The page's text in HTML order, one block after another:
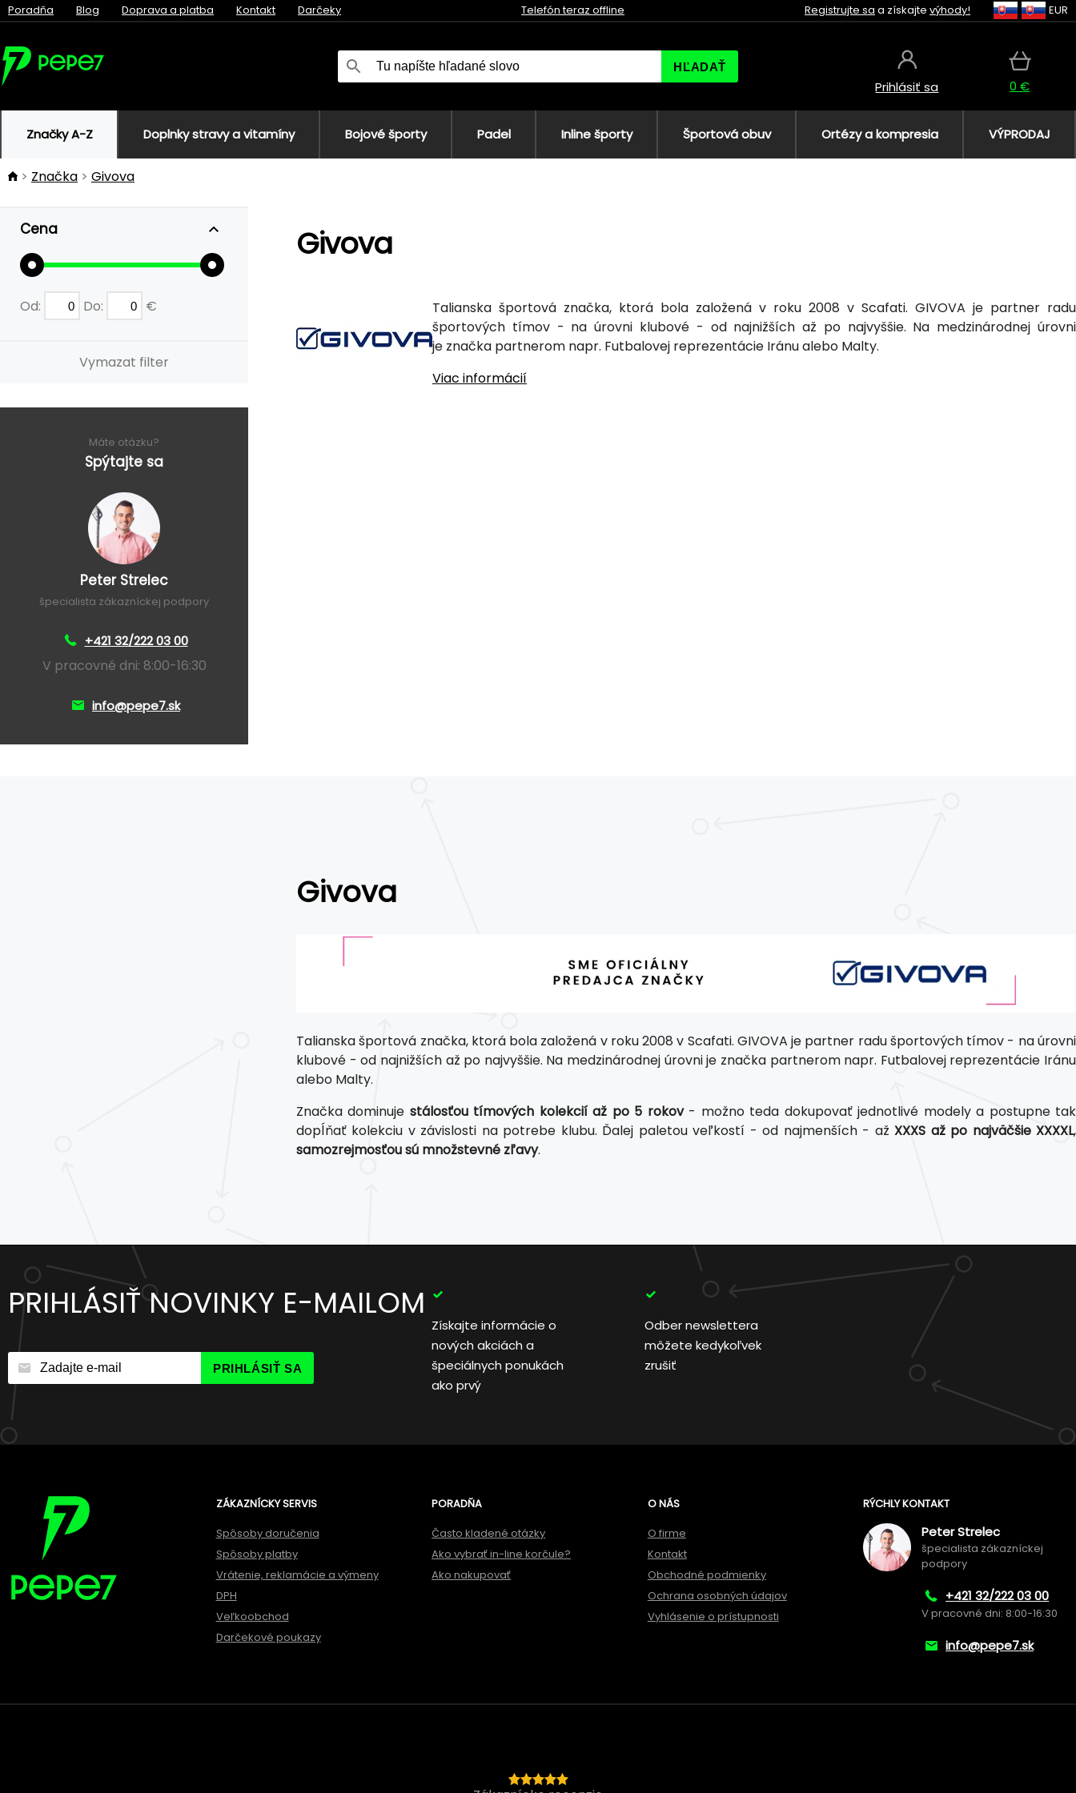
Poradňa Blog Doprava a platba Kontakt Darčeky Telefón teraz offline Registrujte sa a získajte výhody! EUR
HĽADAŤ
Prihlásiť sa 0 €
Značky A-Z Doplnky stravy a vitamíny Bojové športy Padel Inline športy Športová obuv Ortézy a kompresia VÝPRODAJ
Značka Givova
Cena
Od: Do: €
Vymazat filter
Máte otázku?
Spýtajte sa
Peter Strelec
špecialista zákazníckej podpory
+421 32/222 03 00
V pracovné dni: 8:00-16:30
info@pepe7.sk
Givova
Talianska športová značka, ktorá bola založená v roku 2008 v Scafati. GIVOVA je partner radu
športových tímov - na úrovni klubové - od najnižších až po najvyššie. Na medzinárodnej úrovni
je značka partnerom napr. Futbalovej reprezentácie Iránu alebo Malty.
Viac informácií
Givova
Talianska športová značka, ktorá bola založená v roku 2008 v Scafati. GIVOVA je partner radu športových tímov - na úrovni
klubové - od najnižších až po najvyššie. Na medzinárodnej úrovni je značka partnerom napr. Futbalovej reprezentácie Iránu
alebo Malty.
Značka dominuje stálosťou tímových kolekcií až po 5 rokov- možno teda dokupovať jednotlivé modely a postupne tak
dopĺňať kolekciu v závislosti na potrebe klubu. Ďalej paletou veľkostí - od najmenších - ažXXXS až po najväčšie XXXXL,
samozrejmosťou sú množstevné zľavy.
PRIHLÁSIŤ NOVINKY E-MAILOM
PRIHLÁSIŤ SA
Získajte informácie o
nových akciách a
špeciálnych ponukách
ako prvý
Odber newslettera
môžete kedykoľvek
zrušiť
ZÁKAZNÍCKY SERVIS
Spôsoby doručenia
Spôsoby platby
Vrátenie, reklamácie a výmeny
DPH
Veľkoobchod
Darčekové poukazy
PORADŇA
Často kladené otázky
Ako vybrať in-line korčule?
Ako nakupovať
O NÁS
O firme
Kontakt
Obchodné podmienky
Ochrana osobných údajov
Vyhlásenie o prístupnosti
RÝCHLY KONTAKT
Peter Strelec
špecialista zákazníckej
podpory
+421 32/222 03 00
V pracovné dni: 8:00-16:30
info@pepe7.sk